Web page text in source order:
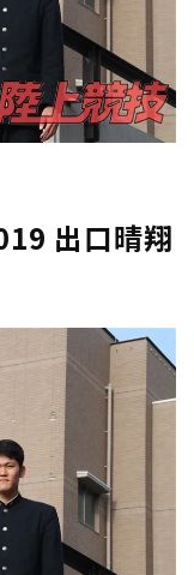
出口晴翔